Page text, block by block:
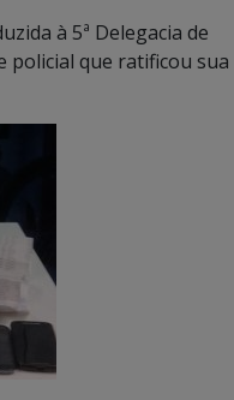
à 5ª Delegacia de
policial que ratificou sua